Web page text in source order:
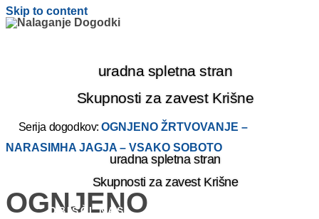
Skip to content
uradna spletna stran
Skupnosti za zavest Krišne
uradna spletna stran
Skupnosti za zavest Krišne
OBIŠČI NAS
Serija dogodkov:OGNJENO ŽRTVOVANJE –
NARASIMHA JAGJA – VSAKO SOBOTO
OGNJENO